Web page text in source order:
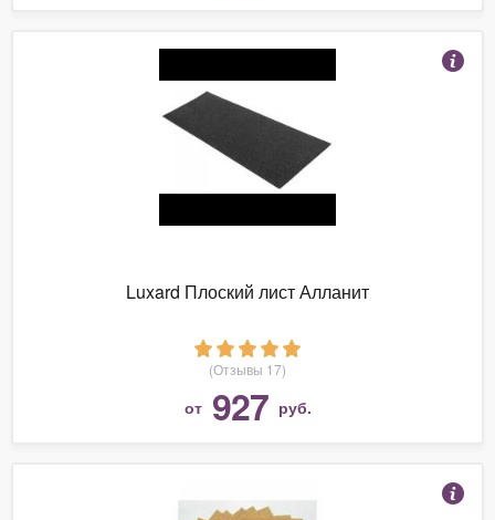
Luxard Плоский лист Алланит
(Отзывы 17)
от 927 руб.